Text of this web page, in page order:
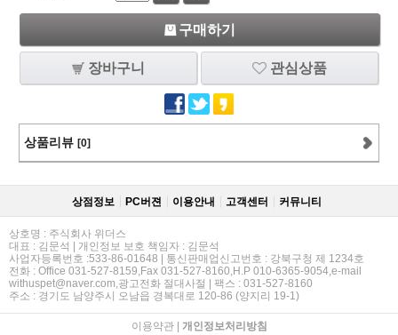
구매하기
장바구니 관심상품
상품리뷰 [0]
상점정보 PC버젼 이용안내 고객센터 커뮤니티
상호명 : 주식회사 위더스
대표 : 김문석 | 개인정보 보호 책임자 : 김문석
사업자등록번호 :533-86-01648 | 통신판매업신고번호 : 강북구청 제 1234호
전화 : Office 031-527-8159,Fax 031-527-8160,H.P 010-6365-9054,e-mail
withuspet@naver.com,광고전화 절대사절 | 팩스 : 031-527-8160
주소 : 경기도 남양주시 오남읍 경복대로 120-86 (양지리 19-1)
이용약관| 개인정보처리방침